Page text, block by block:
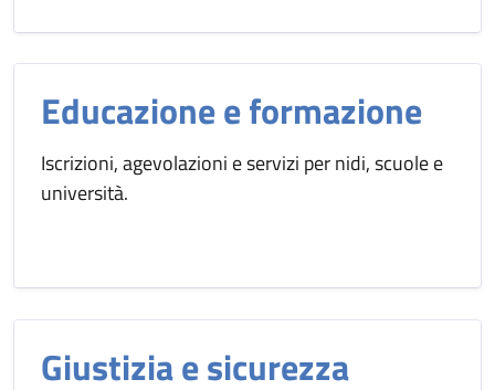
Educazione e formazione
Iscrizioni, agevolazioni e servizi per nidi, scuole e
università.
Giustizia e sicurezza